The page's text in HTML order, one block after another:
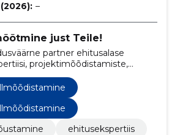
–
just Teile!
partner ehitusalase
projektimõõdistamiste,
detailplaneeringute,
projektide,
ja ehitusprojekti
ehitusekspertiis